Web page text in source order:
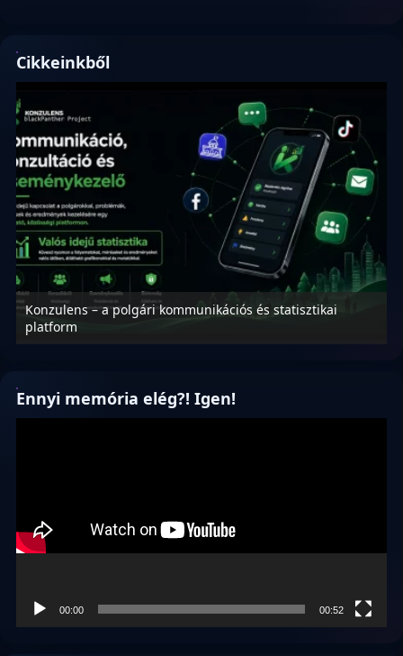
Cikkeinkből
Konzulens – a polgári kommunikációs és statisztikai
platform
Ennyi memória elég?! Igen!
00:00 00:52